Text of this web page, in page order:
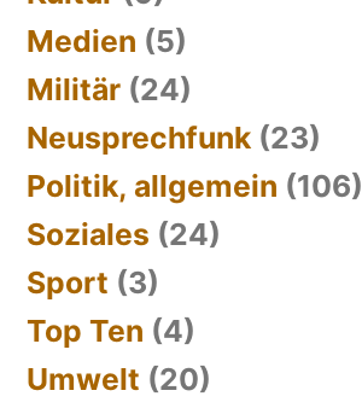
Medien (5)
Militär (24)
Neusprechfunk (23)
Politik, allgemein (106)
Soziales (24)
Sport (3)
Top Ten (4)
Umwelt (20)